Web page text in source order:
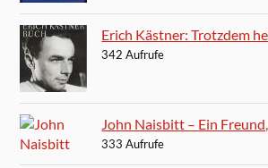
Erich Kästner: Trotzdem
342 Aufrufe
John Naisbitt – Ein
333 Aufrufe